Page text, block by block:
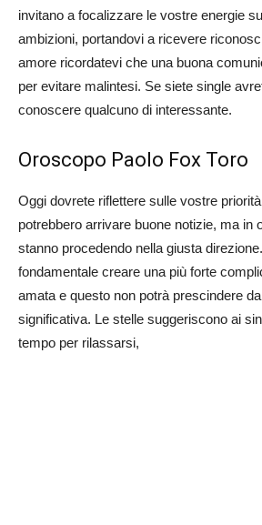
invitano a focalizzare le vostre energie
ambizioni, portandovi a ricevere
amore ricordatevi che una buona
per evitare malintesi. Se siete single
conoscere qualcuno di interessante.
Oroscopo Paolo Fox Toro
Oggi dovrete riflettere sulle vostre
potrebbero arrivare buone notizie, ma in
stanno procedendo nella giusta
fondamentale creare una più forte
amata e questo non potrà prescindere
significativa. Le stelle suggeriscono ai
tempo per rilassarsi,